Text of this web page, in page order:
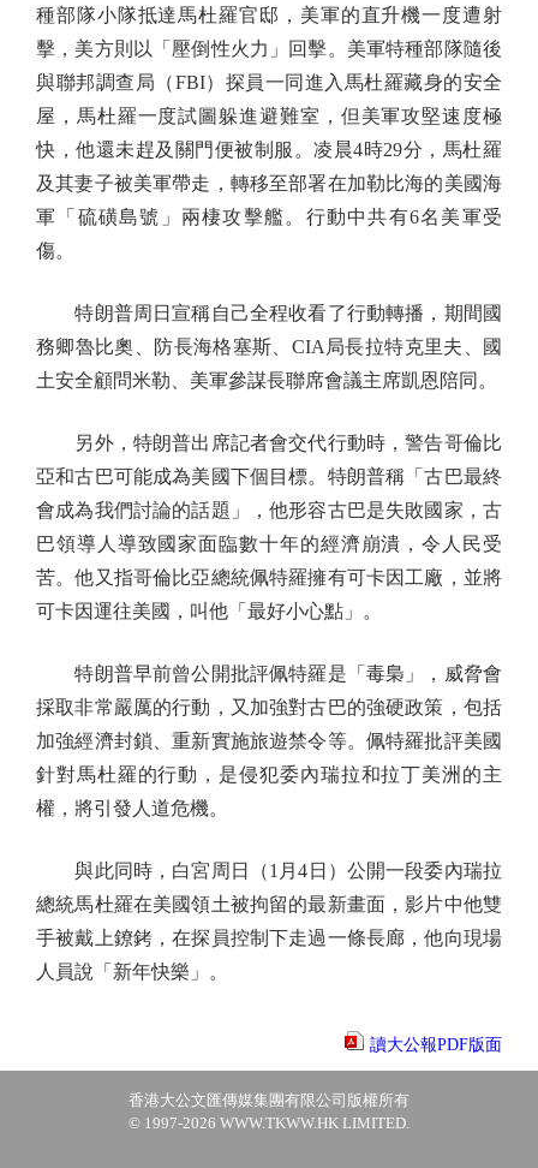
種部隊小隊抵達馬杜羅官邸，美軍的直升機一度遭射
擊，美方則以「壓倒性火力」回擊。美軍特種部隊隨後
與聯邦調查局（FBI）探員一同進入馬杜羅藏身的安全
屋，馬杜羅一度試圖躲進避難室，但美軍攻堅速度極
快，他還未趕及關門便被制服。凌晨4時29分，馬杜羅
及其妻子被美軍帶走，轉移至部署在加勒比海的美國海
軍「硫磺島號」兩棲攻擊艦。行動中共有6名美軍受
傷。
特朗普周日宣稱自己全程收看了行動轉播，期間國
務卿魯比奧、防長海格塞斯、CIA局長拉特克里夫、國
土安全顧問米勒、美軍參謀長聯席會議主席凱恩陪同。
另外，特朗普出席記者會交代行動時，警告哥倫比
亞和古巴可能成為美國下個目標。特朗普稱「古巴最終
會成為我們討論的話題」，他形容古巴是失敗國家，古
巴領導人導致國家面臨數十年的經濟崩潰，令人民受
苦。他又指哥倫比亞總統佩特羅擁有可卡因工廠，並將
可卡因運往美國，叫他「最好小心點」。
特朗普早前曾公開批評佩特羅是「毒梟」，威脅會
採取非常嚴厲的行動，又加強對古巴的強硬政策，包括
加強經濟封鎖、重新實施旅遊禁令等。佩特羅批評美國
針對馬杜羅的行動，是侵犯委內瑞拉和拉丁美洲的主
權，將引發人道危機。
與此同時，白宮周日（1月4日）公開一段委內瑞拉
總統馬杜羅在美國領土被拘留的最新畫面，影片中他雙
手被戴上鐐銬，在探員控制下走過一條長廊，他向現場
人員說「新年快樂」。
讀大公報PDF版面
香港大公文匯傳媒集團有限公司版權所有
© 1997-2026 WWW.TKWW.HK LIMITED.